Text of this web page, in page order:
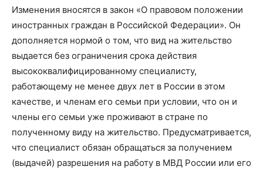
Изменения вносятся в закон «О правовом положении
иностранных граждан в Российской Федерации». Он
дополняется нормой о том, что вид на жительство
выдается без ограничения срока действия
высококвалифицированному специалисту,
работающему не менее двух лет в России в этом
качестве, и членам его семьи при условии, что он и
члены его семьи уже проживают в стране по
полученному виду на жительство. Предусматривается,
что специалист обязан обращаться за получением
(выдачей) разрешения на работу в МВД России или его